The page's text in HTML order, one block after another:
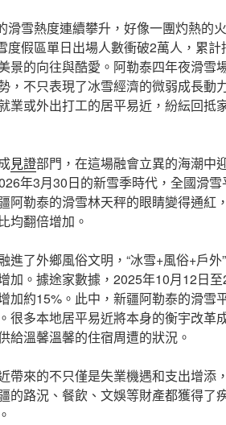
雪熱度連續攀升，好像一團灼熱的
假區單日出場人數衝破2萬人，累計
景的向往與酷愛。阿勒泰四年夜滑雪
，不只表現了冰雪經濟的微弱成長動
業或外出打工的居平易近，紛紜回抵
見證部門，在這場融會立異的海潮中
年3月30日的新雪季時代，全國滑雪
阿勒泰的滑雪林天秤的眼睛變得通紅
均翻倍增加。
了外鄉風俗文明，“冰雪+風俗+戶
加。據途家數據，2025年10月12日
加約15%。此中，新疆阿勒泰的滑雪
多本地居平易近將本身的衡宇改革
給溫馨溫馨的住宿周遭的狀況。
帶來的不只僅是失業機遇和支出增添
的路況、餐飲、文娛等財產都獲得了